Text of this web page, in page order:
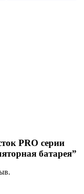
PRO серии
батарея”